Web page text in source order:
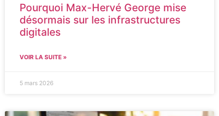
Pourquoi Max-Hervé George mise
désormais sur les infrastructures
digitales
VOIR LA SUITE »
5 mars 2026